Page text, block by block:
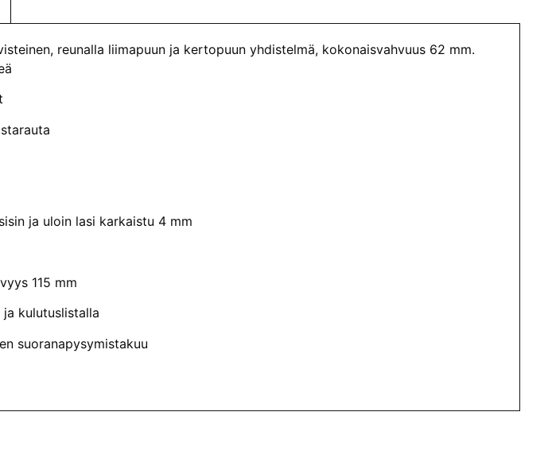
reunalla liimapuun ja kertopuun yhdistelmä, kokonaisvahvuus 62 mm.
ja uloin lasi karkaistu 4 mm
115 mm
kulutuslistalla
suoranapysymistakuu